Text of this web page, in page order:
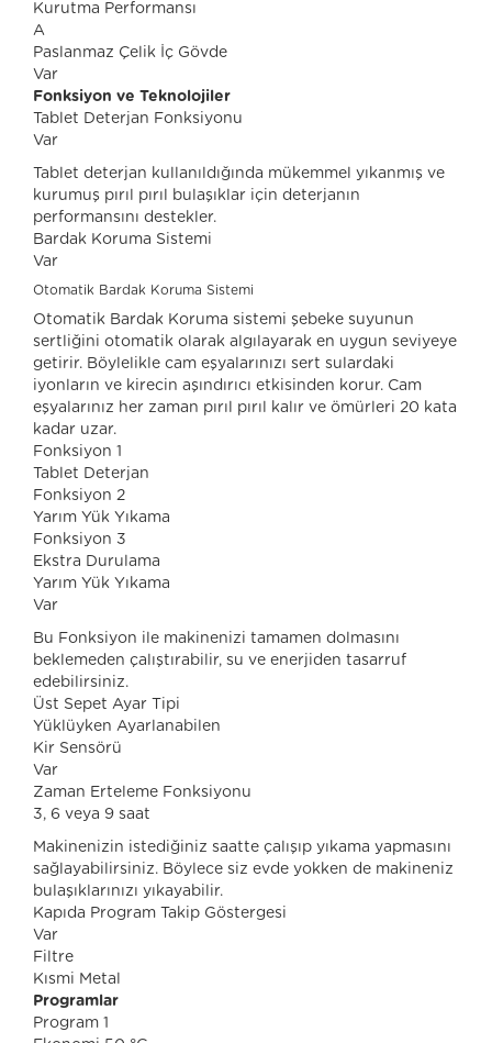
Kurutma Performansı
A
Paslanmaz Çelik İç Gövde
Var
Fonksiyon ve Teknolojiler
Tablet Deterjan Fonksiyonu
Var
Tablet deterjan kullanıldığında mükemmel yıkanmış ve
kurumuş pırıl pırıl bulaşıklar için deterjanın
performansını destekler.
Bardak Koruma Sistemi
Var
Otomatik Bardak Koruma Sistemi
Otomatik Bardak Koruma sistemi şebeke suyunun
sertliğini otomatik olarak algılayarak en uygun seviyeye
getirir. Böylelikle cam eşyalarınızı sert sulardaki
iyonların ve kirecin aşındırıcı etkisinden korur. Cam
eşyalarınız her zaman pırıl pırıl kalır ve ömürleri 20 kata
kadar uzar.
Fonksiyon 1
Tablet Deterjan
Fonksiyon 2
Yarım Yük Yıkama
Fonksiyon 3
Ekstra Durulama
Yarım Yük Yıkama
Var
Bu Fonksiyon ile makinenizi tamamen dolmasını
beklemeden çalıştırabilir, su ve enerjiden tasarruf
edebilirsiniz.
Üst Sepet Ayar Tipi
Yüklüyken Ayarlanabilen
Kir Sensörü
Var
Zaman Erteleme Fonksiyonu
3, 6 veya 9 saat
Makinenizin istediğiniz saatte çalışıp yıkama yapmasını
sağlayabilirsiniz. Böylece siz evde yokken de makineniz
bulaşıklarınızı yıkayabilir.
Kapıda Program Takip Göstergesi
Var
Filtre
Kısmi Metal
Programlar
Program 1